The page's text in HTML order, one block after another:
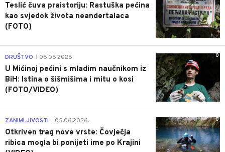
Teslić čuva praistoriju: Rastuška pećina
kao svjedok života neandertalaca
(FOTO)
0
DRUŠTVO 06.06.2026.
U Mićinoj pećini s mladim naučnikom iz
BiH: Istina o šišmišima i mitu o kosi
(FOTO/VIDEO)
0
ZANIMLJIVOSTI 05.06.2026.
Otkriven trag nove vrste: Čovječja
ribica mogla bi ponijeti ime po Krajini